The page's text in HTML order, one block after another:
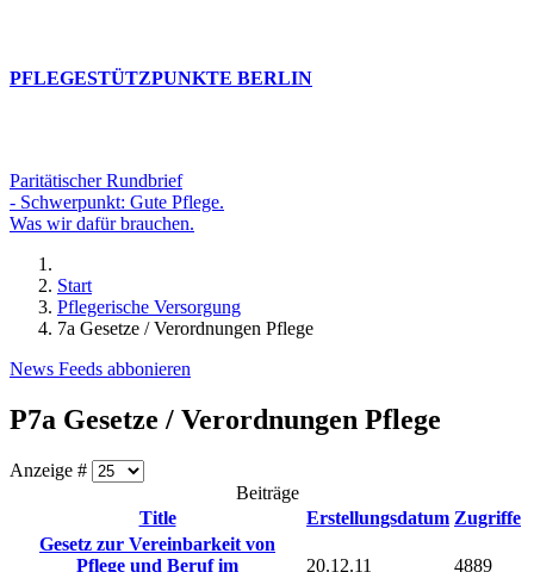
PFLEGESTÜTZPUNKTE BERLIN
Paritätischer Rundbrief
- Schwerpunkt: Gute Pflege.
Was wir dafür brauchen.
Start
Pflegerische Versorgung
7a Gesetze / Verordnungen Pflege
News Feeds abbonieren
P7a Gesetze / Verordnungen Pflege
Anzeige #
Beiträge
Title
Erstellungsdatum Zugriffe
Gesetz zur Vereinbarkeit von
Pflege und Beruf im
20.12.11 4889